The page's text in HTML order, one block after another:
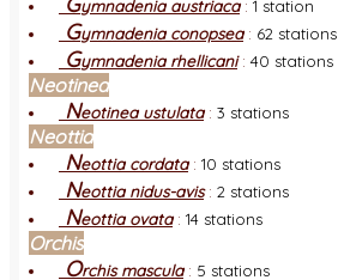
ymnadenia austriaca: 1 station
Gymnadenia conopsea: 62 stations
Gymnadenia rhellicani: 40 stations
Neotinea
Neotinea ustulata: 3 stations
Neottia
Neottia cordata: 10 stations
Neottia nidus-avis: 2 stations
Neottia ovata: 14 stations
Orchis
Orchis mascula: 5 stations